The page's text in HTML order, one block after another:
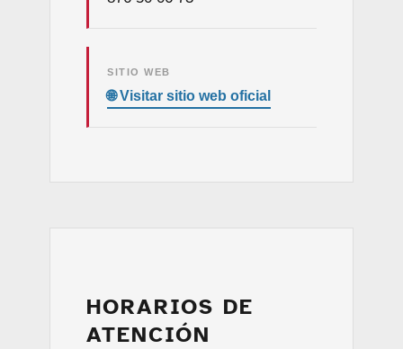
SITIO WEB
HORARIOS DE
ATENCIÓN